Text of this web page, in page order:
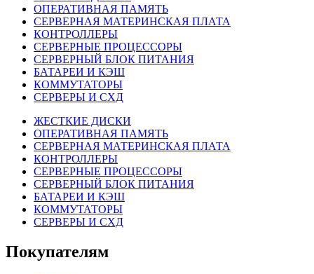
ОПЕРАТИВНАЯ ПАМЯТЬ
СЕРВЕРНАЯ МАТЕРИНСКАЯ ПЛАТА
КОНТРОЛЛЕРЫ
СЕРВЕРНЫЕ ПРОЦЕССОРЫ
СЕРВЕРНЫЙ БЛОК ПИТАНИЯ
БАТАРЕИ И КЭШ
КОММУТАТОРЫ
СЕРВЕРЫ И СХД
ЖЕСТКИЕ ДИСКИ
ОПЕРАТИВНАЯ ПАМЯТЬ
СЕРВЕРНАЯ МАТЕРИНСКАЯ ПЛАТА
КОНТРОЛЛЕРЫ
СЕРВЕРНЫЕ ПРОЦЕССОРЫ
СЕРВЕРНЫЙ БЛОК ПИТАНИЯ
БАТАРЕИ И КЭШ
КОММУТАТОРЫ
СЕРВЕРЫ И СХД
Покупателям